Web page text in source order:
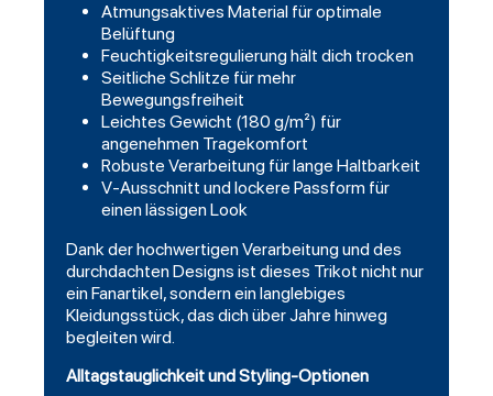
Atmungsaktives Material für optimale
Belüftung
Feuchtigkeitsregulierung hält dich trocken
Seitliche Schlitze für mehr
Bewegungsfreiheit
Leichtes Gewicht (180 g/m²) für
angenehmen Tragekomfort
Robuste Verarbeitung für lange Haltbarkeit
V-Ausschnitt und lockere Passform für
einen lässigen Look
Dank der hochwertigen Verarbeitung und des
durchdachten Designs ist dieses Trikot nicht nur
ein Fanartikel, sondern ein langlebiges
Kleidungsstück, das dich über Jahre hinweg
begleiten wird.
Alltagstauglichkeit und Styling-Optionen